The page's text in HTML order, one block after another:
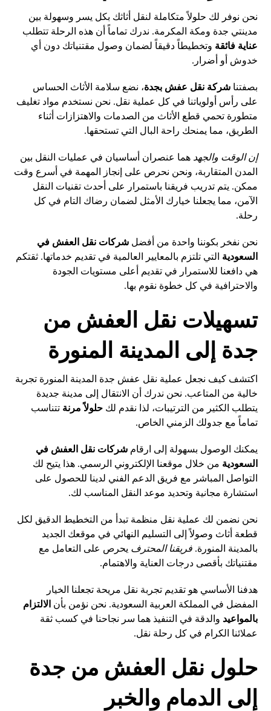
نحن نوفر لك حلولاً متكاملة لنقل أثاثك بكل يسر وسهولة بين
مدينتي جدة ومكة المكرمة. ندرك تماماً أن هذه الرحلة تتطلب
عناية فائقة وتخطيطاً دقيقاً لضمان وصول مقتنياتك دون أي
خدوش أو أضرار.
بصفتناشركة نقل عفش بجدة، نضع سلامة الأثاث الحساس
على رأس أولوياتنا في كل عملية نقل. نحن نستخدم مواد تغليف
متطورة تحمي قطع الأثاث من الصدمات والاهتزازات أثناء
الطريق، مما يمنحك راحة البال التي تستحقها.
إن الوقت والجهد هما عنصران أساسيان في عمليات النقل بين
المدن المتقاربة، ونحن نحرص على إنجاز المهمة في أسرع وقت
ممكن. يتم تدريب فريقنا باستمرار على أحدث تقنيات النقل
الآمن، مما يجعلنا خيارك الأمثل لضمان رضاك التام في كل
رحلة.
نحن نفخر بكوننا واحدة من أفضلشركات نقل العفش في
السعودية التي تلتزم بالمعايير العالمية في تقديم خدماتها. ثقتكم
هي دافعنا للاستمرار في تقديم أعلى مستويات الجودة
والاحترافية في كل خطوة نقوم بها.
تسهيلات نقل العفش من
جدة إلى المدينة المنورة
اكتشف كيف نجعل عملية نقل عفش جدة المدينة المنورة تجربة
خالية من المتاعب. نحن ندرك أن الانتقال إلى مدينة جديدة
يتطلب الكثير من الترتيبات، لذا نقدم لكحلولاً مرنة تتناسب
تماماً مع جدولك الزمني الخاص.
يمكنك الوصول بسهولة إلى ارقامشركات نقل العفش في
السعودية من خلال موقعنا الإلكتروني الرسمي. هذا يتيح لك
التواصل المباشر مع فريق الدعم الفني لدينا للحصول على
استشارة مجانية وتحديد موعد النقل المناسب لك.
نحن نضمن لك عملية نقل منظمة تبدأ من التخطيط الدقيق لكل
قطعة أثاث وصولاً إلى التسليم النهائي في موقعك الجديد
بالمدينة المنورة.فريقنا المحترف يحرص على التعامل مع
مقتنياتك بأقصى درجات العناية والاهتمام.
هدفنا الأساسي هو تقديم تجربة نقل مريحة تجعلنا الخيار
المفضل في المملكة العربية السعودية. نحن نؤمن بأن الالتزام
بالمواعيد والدقة في التنفيذ هما سر نجاحنا في كسب ثقة
عملائنا الكرام في كل رحلة نقل.
حلول نقل العفش من جدة
إلى الدمام والخبر